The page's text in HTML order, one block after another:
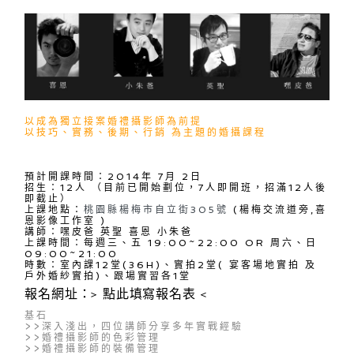
以成為獨立接案婚禮攝影師為前提
以技巧、實務、後期、行銷 為主題的婚攝課程
預計開課時間：2014年 7月 2日
招生：12人 （目前已開始劃位，7人即開班，招滿12人後
即截止）
上課地點：桃園縣楊梅市自立街305號
(楊梅交流道旁,喜
恩影像工作室 )
講師：嘿皮爸 英聖 喜恩 小朱爸
上課時間：每週三、五 19:00~22:00 OR 周六、日
09:00~21:00
時數：室內課12堂(36H)、實拍2堂( 宴客場地實拍 及
戶外婚紗實拍)、跟場實習各1堂
報名網址：> 點此填寫報名表 <
基石
>>深入淺出，四位講師分享多年實戰經驗
>>婚禮攝影師的色彩管理
>>婚禮攝影師的裝備管理